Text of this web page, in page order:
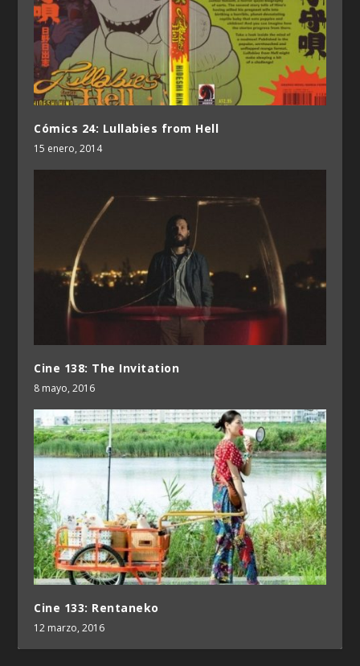
Cómics 24: Lullabies from Hell
15 enero, 2014
Cine 138: The Invitation
8 mayo, 2016
Cine 133: Rentaneko
12 marzo, 2016